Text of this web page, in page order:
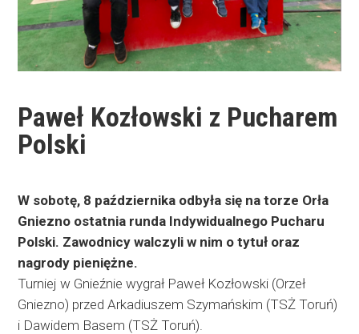
Paweł Kozłowski z Pucharem
Polski
W sobotę, 8 października odbyła się na torze Orła
Gniezno ostatnia runda Indywidualnego Pucharu
Polski. Zawodnicy walczyli w nim o tytuł oraz
nagrody pieniężne.
Turniej w Gnieźnie wygrał Paweł Kozłowski (Orzeł
Gniezno) przed Arkadiuszem Szymańskim (TSŻ Toruń)
i Dawidem Basem (TSŻ Toruń).